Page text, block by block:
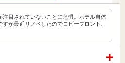
注目されていないことに危惧。ホテル自体
が最近リノベしたのでロビーフロント、